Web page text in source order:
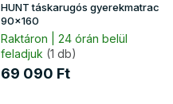
HUNT táskarugós gyerekmatrac
90x160
Raktáron | 24 órán belül
feladjuk (1 db)
69 090 Ft